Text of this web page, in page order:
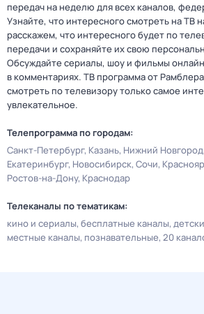
передач на неделю для всех каналов,
Узнайте, что интересного смотреть на ТВ
расскажем, что интересного будет по
передачи и сохраняйте их свою
Обсуждайте сериалы, шоу и фильмы
в комментариях. ТВ программа от
смотреть по телевизору только самое
увлекательное.
Телепрограмма по городам:
Санкт-Петербург Казань Нижний Новгород
Екатеринбург Новосибирск Сочи
Ростов-на-Дону Краснодар
Телеканалы по тематикам:
кино и сериалы бесплатные каналы
местные каналы познавательные 20